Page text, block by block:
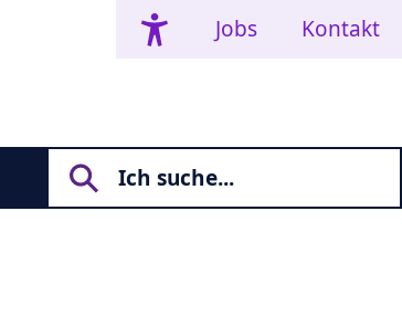
Jobs Kontakt